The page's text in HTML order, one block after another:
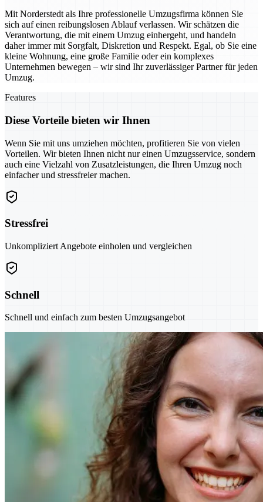
Mit Norderstedt als Ihre professionelle Umzugsfirma können Sie
sich auf einen reibungslosen Ablauf verlassen. Wir schätzen die
Verantwortung, die mit einem Umzug einhergeht, und handeln
daher immer mit Sorgfalt, Diskretion und Respekt. Egal, ob Sie eine
kleine Wohnung, eine große Familie oder ein komplexes
Unternehmen bewegen – wir sind Ihr zuverlässiger Partner für jeden
Umzug.
Features
Diese Vorteile bieten wir Ihnen
Wenn Sie mit uns umziehen möchten, profitieren Sie von vielen
Vorteilen. Wir bieten Ihnen nicht nur einen Umzugsservice, sondern
auch eine Vielzahl von Zusatzleistungen, die Ihren Umzug noch
einfacher und stressfreier machen.
Stressfrei
Unkompliziert Angebote einholen und vergleichen
Schnell
Schnell und einfach zum besten Umzugsangebot